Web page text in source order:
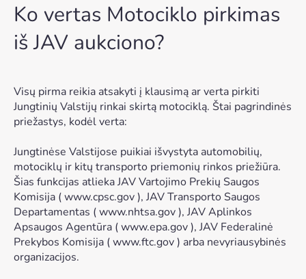
Ko vertas Motociklo pirkimas
iš JAV aukciono?
Visų pirma reikia atsakyti į klausimą ar verta pirkiti
Jungtinių Valstijų rinkai skirtą motociklą. Štai pagrindinės
priežastys, kodėl verta:
Jungtinėse Valstijose puikiai išvystyta automobilių,
motociklų ir kitų transporto priemonių rinkos priežiūra.
Šias funkcijas atlieka JAV Vartojimo Prekių Saugos
Komisija (www.cpsc.gov), JAV Transporto Saugos
Departamentas (www.nhtsa.gov), JAV Aplinkos
Apsaugos Agentūra (www.epa.gov), JAV Federalinė
Prekybos Komisija (www.ftc.gov) arba nevyriausybinės
organizacijos.